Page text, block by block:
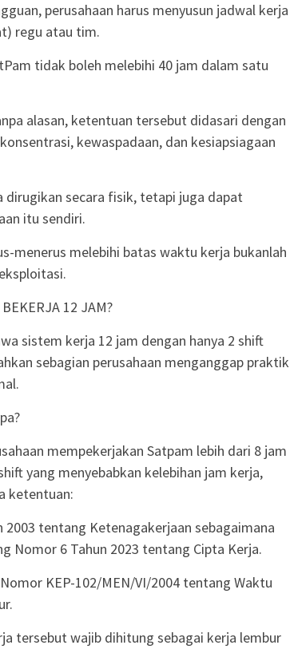
perusahaan harus menyusun jadwal kerja
regu atau tim.
tidak boleh melebihi 40 jam dalam satu
alasan, ketentuan tersebut didasari dengan
kewaspadaan, dan kesiapsiagaan
dirugikan secara fisik, tetapi juga dapat
itu sendiri.
menerus melebihi batas waktu kerja bukanlah
12 JAM?
sistem kerja 12 jam dengan hanya 2 shift
sebagian perusahaan menganggap praktik
mempekerjakan Satpam lebih dari 8 jam
yang menyebabkan kelebihan jam kerja,
ketentuan:
tentang Ketenagakerjaan sebagaimana
Nomor 6 Tahun 2023 tentang Cipta Kerja.
KEP-102/MEN/VI/2004 tentang Waktu
tersebut wajib dihitung sebagai kerja lembur